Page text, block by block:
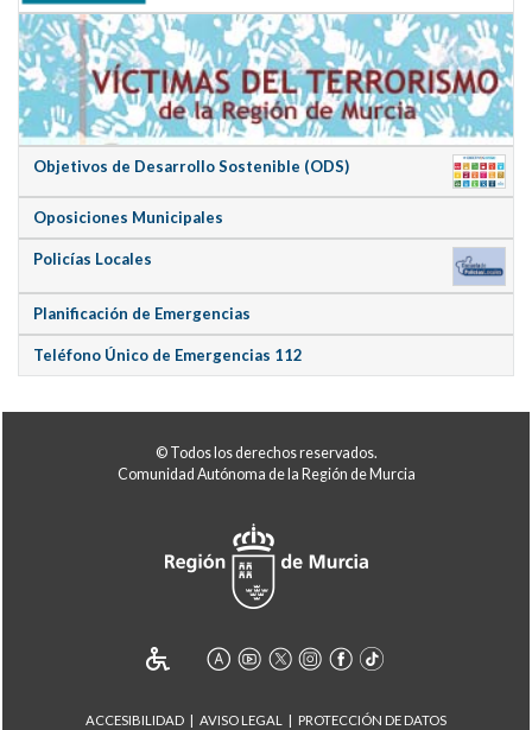
Objetivos de Desarrollo Sostenible (ODS)
Oposiciones Municipales
Policías Locales
Planificación de Emergencias
Teléfono Único de Emergencias 112
© Todos los derechos reservados.
Comunidad Autónoma de la Región de Murcia
ACCESIBILIDAD AVISO LEGAL PROTECCIÓN DE DATOS